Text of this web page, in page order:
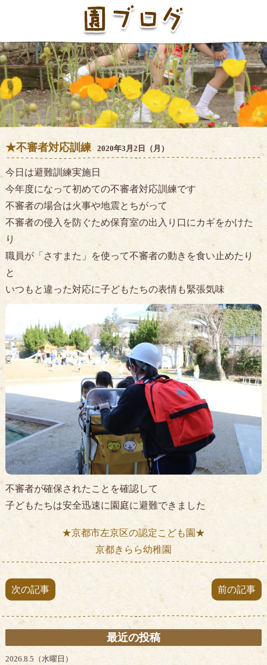
★不審者対応訓練 2020年3月2日（月）
今日は避難訓練実施日
今年度になって初めての不審者対応訓練です
不審者の場合は火事や地震とちがって
不審者の侵入を防ぐため保育室の出入り口にカギをかけた
り
職員が「さすまた」を使って不審者の動きを食い止めたり
と
いつもと違った対応に子どもたちの表情も緊張気味
不審者が確保されたことを確認して
子どもたちは安全迅速に園庭に避難できました
★京都市左京区の認定こども園★
京都きらら幼稚園
次の記事 前の記事
最近の投稿
2026.8.5（水曜日）